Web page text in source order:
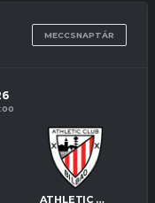
MECCSNAPTÁR
ATHLETIC BILBAO